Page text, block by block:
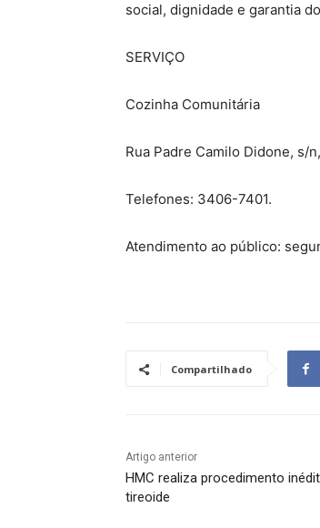
social, dignidade e garantia
SERVIÇO
Cozinha Comunitária
Rua Padre Camilo Didone, s/
Telefones: 3406-7401.
Atendimento ao público:
Compartilhado
Artigo anterior
HMC realiza procedimento
tireoide